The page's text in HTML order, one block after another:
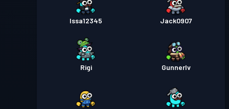
Issa12345 Jack0907
Rigi Gunnerlv